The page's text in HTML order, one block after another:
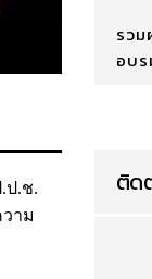
ป.ช.
าม
รวม
อบ
ติด